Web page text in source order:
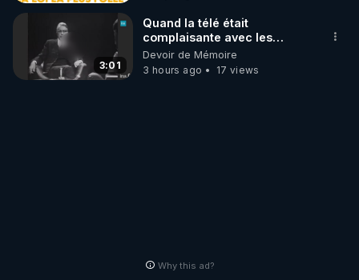
3:01
Quand la télé était
complaisante avec les
pédophiles
Devoir de Mémoire
3 hours ago
17 views
Why this ad?